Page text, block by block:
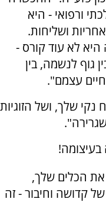
ורפואי - היא
ושליחות.
היא לא עוד קורס -
גוף לנשמה, בין
עצמם".
נקי שלך, ושל הזוגיות
את הכלים שלך,
קדושה וחיבור - זה